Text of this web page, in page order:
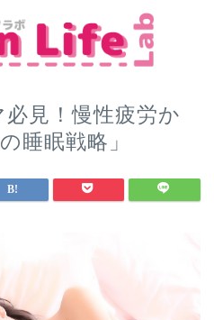
見！慢性疲労か
睡眠戦略」